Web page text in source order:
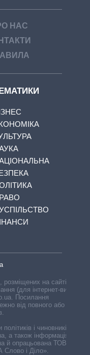
НАС
розміщених на сайті,
(для інтернет-видань
Посилання
від повного або
і чиновників,
а також інформація про
й опрацьована ТОВ «ІА
Слово і Діло».